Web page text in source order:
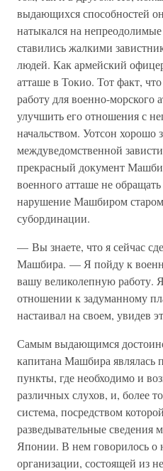
выдающихся способностей
натыкался на
ставились жалкими
людей. Как армейский
атташе в Токио. Тот факт,
работу для военно-морского
улучшить его отношения с
начальством. Уотсон хорошо
междуведомственной
прекрасный документ
военного атташе не
нарушение Машбиром
субординации.
— Вы знаете, что я сейчас
Машбира. — Я пойду к
вашу великолепную работу.
отношении к задуманному
настаивал на своем, увидев
Самым выдающимся
капитана Машбира являлась
пункты, где необходимо и
различных слухов, и, более
система, посредством
разведывательные сведения
Японии. В нем говорилось о
организации, состоящей из